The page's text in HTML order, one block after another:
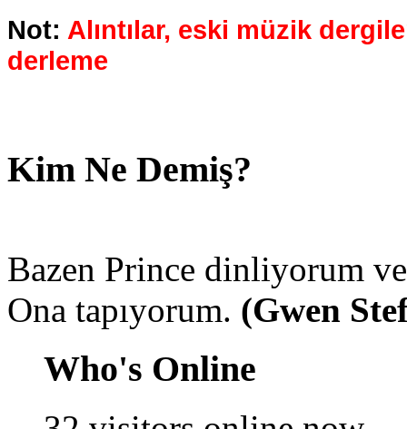
Not: Alıntılar, eski müzik
derleme
Kim Ne Demiş?
Bazen Prince dinliyorum
Ona tapıyorum. (Gwen
Who's Online